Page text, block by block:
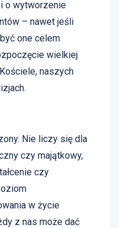
o wytworzenie
– nawet jeśli
one celem
wielkiej
naszych
Nie liczy się dla
czy majątkowy,
czy
w życie
z nas może dać